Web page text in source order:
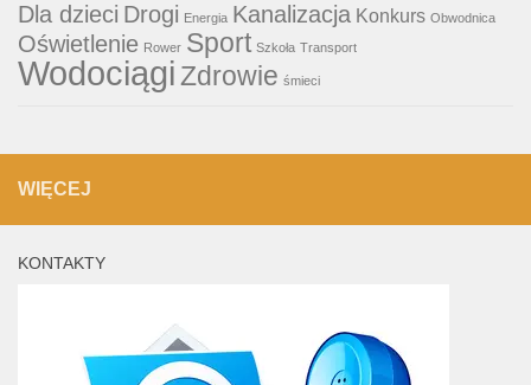
Dla dzieci Drogi Energia Kanalizacja Konkurs Obwodnica
Oświetlenie Rower Sport Szkoła Transport
WodociągiZdrowie śmieci
WIĘCEJ
KONTAKTY